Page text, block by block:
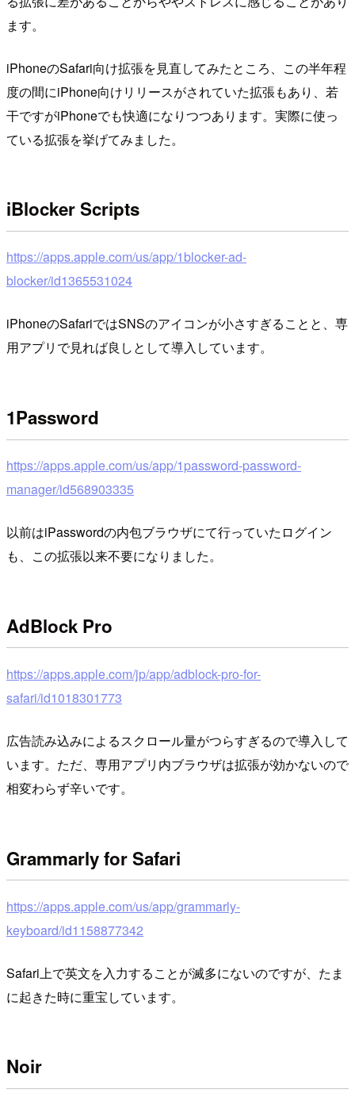
ます。
iPhoneのSafari向け拡張を見直してみたところ、この半年程
度の間にiPhone向けリリースがされていた拡張もあり、若
干ですがiPhoneでも快適になりつつあります。実際に使っ
ている拡張を挙げてみました。
iBlocker Scripts
https://apps.apple.com/us/app/1blocker-ad-
blocker/id1365531024
iPhoneのSafariではSNSのアイコンが小さすぎることと、専
用アプリで見れば良しとして導入しています。
1Password
https://apps.apple.com/us/app/1password-password-
manager/id568903335
以前はiPasswordの内包ブラウザにて行っていたログイン
も、この拡張以来不要になりました。
AdBlock Pro
https://apps.apple.com/jp/app/adblock-pro-for-
safari/id1018301773
広告読み込みによるスクロール量がつらすぎるので導入して
います。ただ、専用アプリ内ブラウザは拡張が効かないので
相変わらず辛いです。
Grammarly for Safari
https://apps.apple.com/us/app/grammarly-
keyboard/id1158877342
Safari上で英文を入力することが滅多にないのですが、たま
に起きた時に重宝しています。
Noir